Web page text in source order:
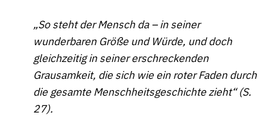
„So steht der Mensch da – in seiner
wunderbaren Größe und Würde, und doch
gleichzeitig in seiner erschreckenden
Grausamkeit, die sich wie ein roter Faden durch
die gesamte Menschheitsgeschichte zieht“ (S.
27).